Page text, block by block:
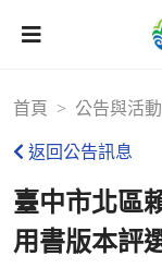
首頁 公告與活動
返回公告訊息
臺中市北區
用書版本評